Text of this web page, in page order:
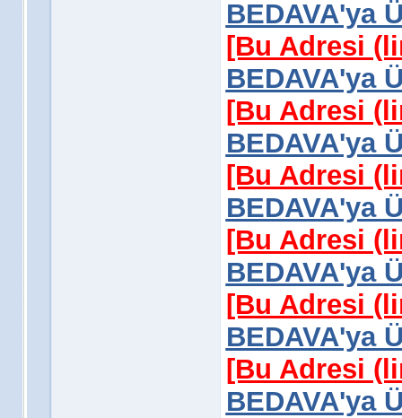
BEDAVA'ya
[Bu Adresi
BEDAVA'ya
[Bu Adresi
BEDAVA'ya
[Bu Adresi
BEDAVA'ya
[Bu Adresi
BEDAVA'ya
[Bu Adresi
BEDAVA'ya
[Bu Adresi
BEDAVA'ya